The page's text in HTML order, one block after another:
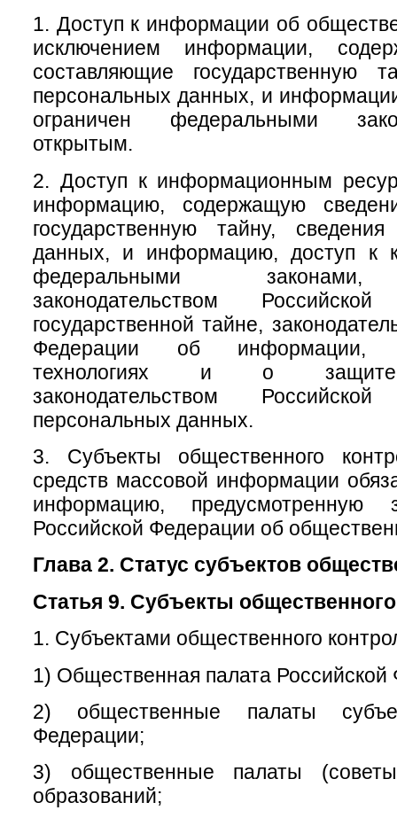
1. Доступ к информации об
исключением информации,
составляющие государственную
персональных данных, и
ограничен федеральными
открытым.
2. Доступ к информационным
информацию, содержащую
государственную тайну,
данных, и информацию, доступ к
федеральными законами,
законодательством
государственной тайне,
Федерации об информации,
технологиях и о защите
законодательством
персональных данных.
3. Субъекты общественного
средств массовой информации
информацию, предусмотренную
Российской Федерации об
Глава 2. Статус субъектов
Статья 9. Субъекты
1. Субъектами общественного
1) Общественная палата Российской
2) общественные палаты
Федерации;
3) общественные палаты
образований;